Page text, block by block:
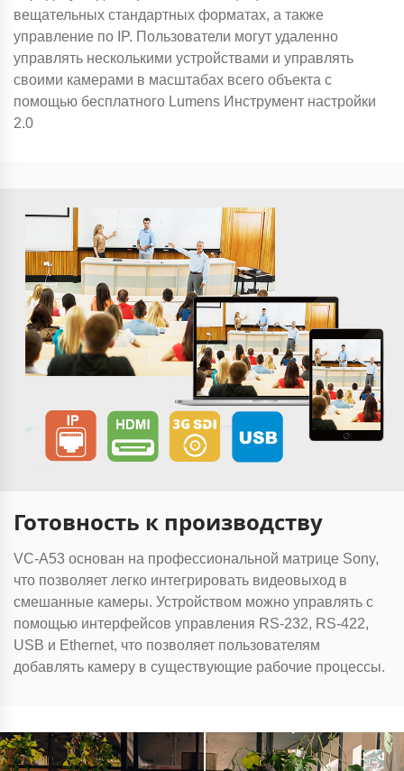
вещательных стандартных форматах, а также
управление по IP. Пользователи могут удаленно
управлять несколькими устройствами и управлять
своими камерами в масштабах всего объекта с
помощью бесплатного Lumens Инструмент настройки
2.0
Готовность к производству
VC-A53 основан на профессиональной матрице Sony,
что позволяет легко интегрировать видеовыход в
смешанные камеры. Устройством можно управлять с
помощью интерфейсов управления RS-232, RS-422,
USB и Ethernet, что позволяет пользователям
добавлять камеру в существующие рабочие процессы.